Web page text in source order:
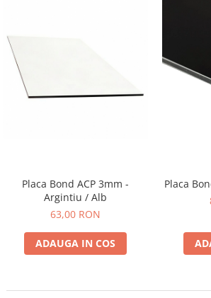
Placa Bond ACP 3mm -
Argintiu / Alb
63,00 RON
ADAUGA IN COS
Placa